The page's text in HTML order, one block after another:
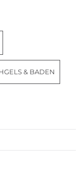
& BADEN